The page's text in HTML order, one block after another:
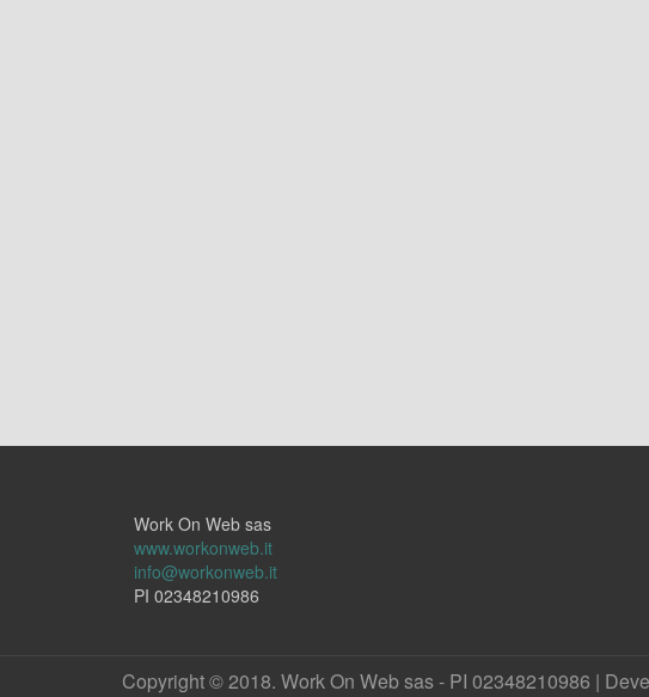
Work On Web sas
www.workonweb.it
info@workonweb.it
PI 02348210986
Copyright © 2018. Work On Web sas - PI 02348210986 |